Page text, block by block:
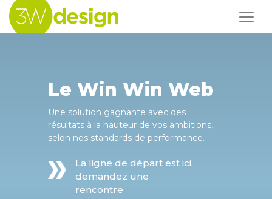
Le Win Win Web
Une solution gagnante avec des
résultats à la hauteur de vos ambitions,
selon nos standards de performance.
La ligne de départ est ici,
demandez une
rencontre